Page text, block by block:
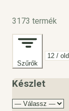
3173 termék
Szűrők
Készlet